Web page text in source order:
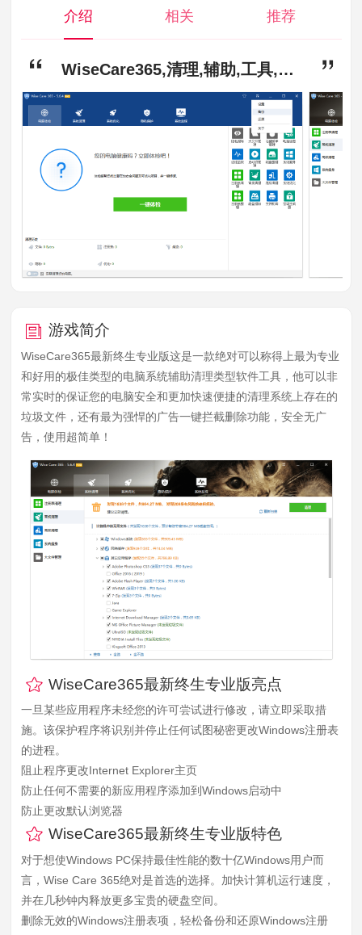
介绍 相关 推荐
WiseCare365,清理,辅助,工具,WiseCare365最新终生专业版下载
游戏简介
WiseCare365最新终生专业版这是一款绝对可以称得上最为专业
和好用的极佳类型的电脑系统辅助清理类型软件工具，他可以非
常实时的保证您的电脑安全和更加快速便捷的清理系统上存在的
垃圾文件，还有最为强悍的广告一键拦截删除功能，安全无广
告，使用超简单！
WiseCare365最新终生专业版亮点
一旦某些应用程序未经您的许可尝试进行修改，请立即采取措
施。该保护程序将识别并停止任何试图秘密更改Windows注册表
的进程。
阻止程序更改Internet Explorer主页
防止任何不需要的新应用程序添加到Windows启动中
防止更改默认浏览器
WiseCare365最新终生专业版特色
对于想使Windows PC保持最佳性能的数十亿Windows用户而
言，Wise Care 365绝对是首选的选择。加快计算机运行速度，
并在几秒钟内释放更多宝贵的硬盘空间。
删除无效的Windows注册表项，轻松备份和还原Windows注册